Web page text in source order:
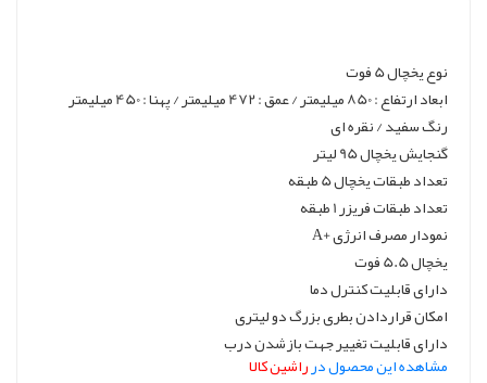
نوع یخچال 5 فوت
ابعاد ارتفاع : 850 میلیمتر / عمق : 472 میلیمتر / پهنا : 450 میلیمتر
رنگ سفید / نقره ای
گنجایش یخچال 95 لیتر
تعداد طبقات یخچال 5 طبقه
تعداد طبقات فریزر 1 طبقه
نمودار مصرف انرژی +A
یخچال 5.5 فوت
دارای قابلیت کنترل دما
امکان قراردادن بطری بزرگ دو لیتری
دارای قابلیت تغییر جهت بازشدن درب
مشاهده این محصول درراشین کالا